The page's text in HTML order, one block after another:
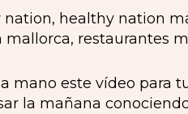
mano este vídeo para
la mañana